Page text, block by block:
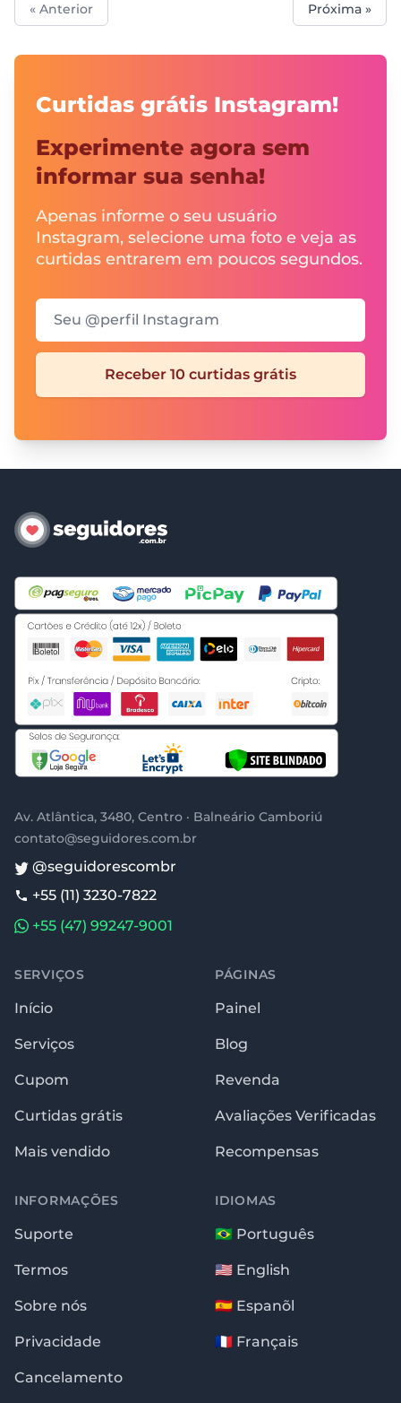
« Anterior Próxima »
Curtidas grátis Instagram!
Experimente agora sem
informar sua senha!
Apenas informe o seu usuário
Instagram, selecione uma foto e veja as
curtidas entrarem em poucos segundos.
Seu @perfil Instagram
Receber 10 curtidas grátis
Av. Atlântica, 3480, Centro · Balneário Camboriú
contato@seguidores.com.br
@seguidorescombr
+55 (11) 3230-7822
+55 (47) 99247-9001
SERVIÇOS
Início
Serviços
Cupom
Curtidas grátis
Mais vendido
PÁGINAS
Painel
Blog
Revenda
Avaliações Verificadas
Recompensas
INFORMAÇÕES
Suporte
Termos
Sobre nós
Privacidade
Cancelamento
IDIOMAS
🇧🇷 Português
🇺🇸 English
🇪🇸 Espanõl
🇫🇷 Français